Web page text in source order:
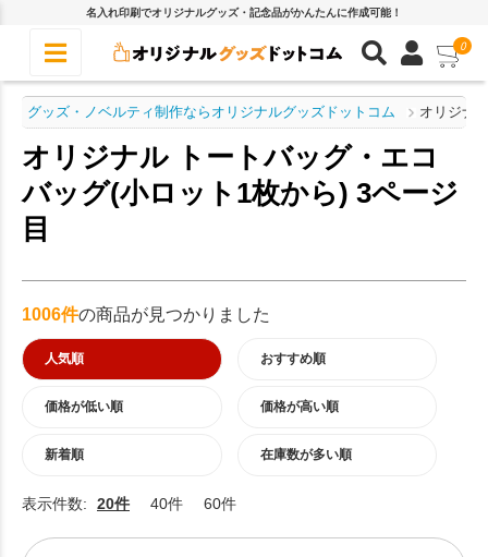
名入れ印刷でオリジナルグッズ・記念品がかんたんに作成可能！
0
グッズ・ノベルティ制作ならオリジナルグッズドットコム オリジナ
オリジナル トートバッグ・エコ
バッグ(小ロット1枚から) 3ページ
目
1006件の商品が見つかりました
人気順 おすすめ順
価格が低い順 価格が高い順
新着順 在庫数が多い順
表示件数: 20件 40件 60件